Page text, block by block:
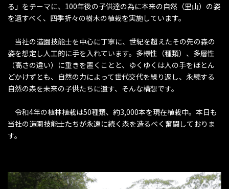
る」をテーマに、100年後の子供達の為に本来の自然（里山）の姿
を遺すべく、四季折々の樹木の植栽を実施しています。
当社の造園技能士を中心に丁寧に、世紀を超えたその先の森の
姿を想定し人工的に手を入れています。多様性（種類）、多層性
（高さの違い）に重きを置くことと、ゆくゆくは人の手をほとん
どかけずとも、自然の力によって世代交代を繰り返し、永続する
自然の森を未来の子供たちに遺す、そんな構想です。
令和4年の植林植栽は50種類、約3,000本を現在植栽中。本日も
当社の造園技能士たちが永遠に続く森を造るべく奮闘しておりま
す。